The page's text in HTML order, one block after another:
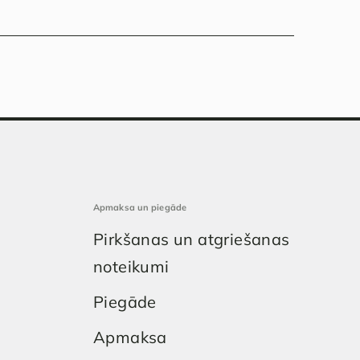
Apmaksa un piegāde
Pirkšanas un atgriešanas
noteikumi
Piegāde
Apmaksa